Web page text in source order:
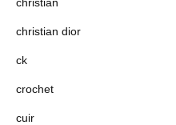
christian dior
ck
crochet
cuir